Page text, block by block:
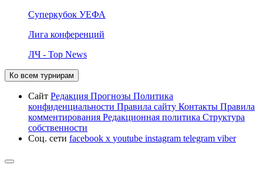
Суперкубок УЕФА
Лига конференций
ЛЧ - Top News
Ко всем турнирам
Сайт Редакция Прогнозы Политика
конфиденциальности Правила сайту Контакты Правила
комментирования Редакционная политика Структура
собственности
Соц. сети facebook x youtube instagram telegram viber